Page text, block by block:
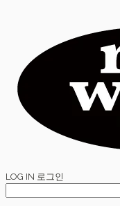
LOG IN 로그인